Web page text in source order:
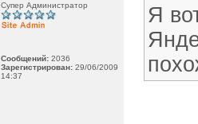
Супер Администратор
Сообщений: 2036
Зарегистрирован: 29/06/2009
14:37
Я